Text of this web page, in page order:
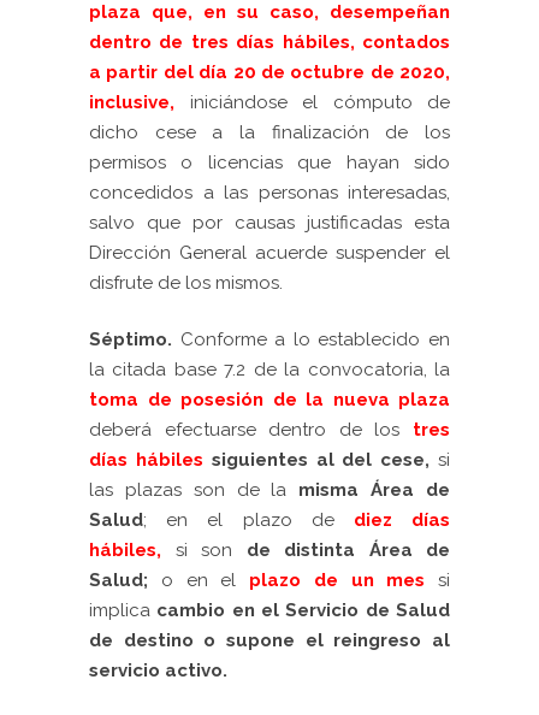
plaza que, en su caso, desempeñan
dentro de tres días hábiles, contados
a partir del día 20 de octubre de 2020,
inclusive, iniciándose el cómputo de
dicho cese a la finalización de los
permisos o licencias que hayan sido
concedidos a las personas interesadas,
salvo que por causas justificadas esta
Dirección General acuerde suspender el
disfrute de los mismos.
Séptimo. Conforme a lo establecido en
la citada base 7.2 de la convocatoria, la
toma de posesión de la nueva plaza
deberá efectuarse dentro de los
tres
días hábiles siguientes al del cese, si
las plazas son de la misma Área de
Salud; en el plazo de diez días
hábiles, si son de distinta Área de
Salud; o en el plazo de un mes si
implica cambio en el Servicio de Salud
de destino o supone el reingreso al
servicio activo.